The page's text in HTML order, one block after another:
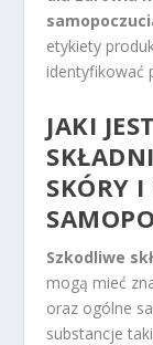
etykiety
identyfikować
JAKI
SKÓRY
Szkodliwe
mogą mieć
oraz ogólne
substancje